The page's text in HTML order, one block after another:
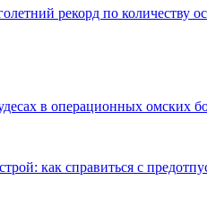
рекорд по количеству
в операционных омских
как справиться с